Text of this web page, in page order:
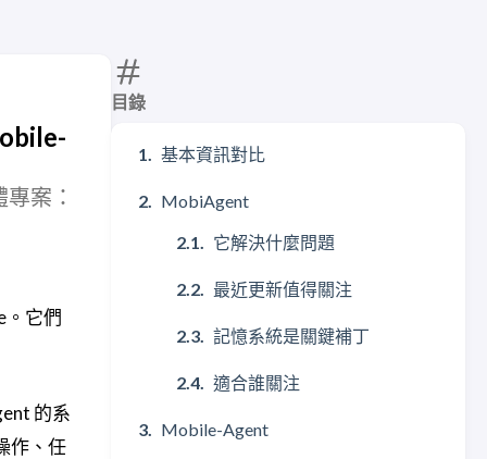
目錄
基本資訊對比
MobiAgent
它解決什麼問題
最近更新值得關注
記憶系統是關鍵補丁
適合誰關注
Mobile-Agent
案：
它們
的系
作、任